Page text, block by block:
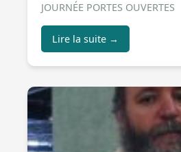
JOURNÉE PORTES OUVERTES
Lire la suite →